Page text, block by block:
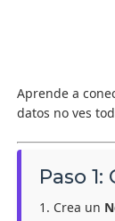
Aprende a
datos no ves
Paso
Crea un